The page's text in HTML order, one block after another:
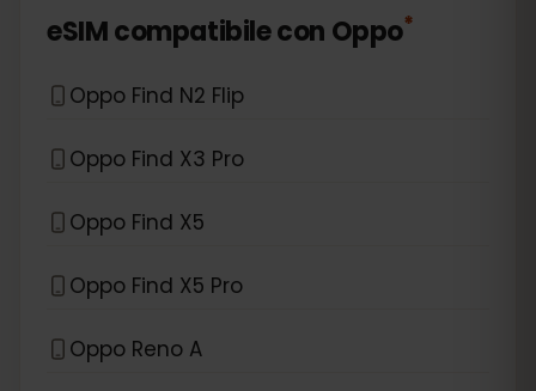
eSIM compatibile con Oppo*
Oppo Find N2 Flip
Oppo Find X3 Pro
Oppo Find X5
Oppo Find X5 Pro
Oppo Reno A